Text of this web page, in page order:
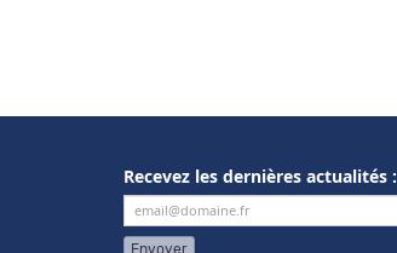
Recevez les dernières actualités :
Envoyer